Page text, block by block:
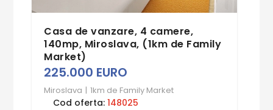
Casa de vanzare, 4 camere,
140mp, Miroslava, (1km de Family
Market)
225.000 EURO
Miroslava | 1km de Family Market
Cod oferta:148025